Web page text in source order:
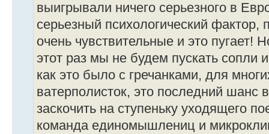
выигрывали ничего серьезного в
серьезный психологический
очень чувствительные и это пугает!
этот раз мы не будем пускать сопли
как это было с гречанками, для
ватерполисток, это последний шанс
заскочить на ступеньку уходящего
команда единомышлениц и